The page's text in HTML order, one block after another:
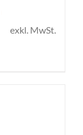
exkl. MwSt.